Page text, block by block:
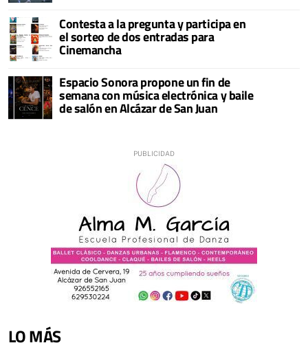
Contesta a la pregunta y participa en
el sorteo de dos entradas para
Cinemancha
Espacio Sonora propone un fin de
semana con música electrónica y baile
de salón en Alcázar de San Juan
LO MÁS